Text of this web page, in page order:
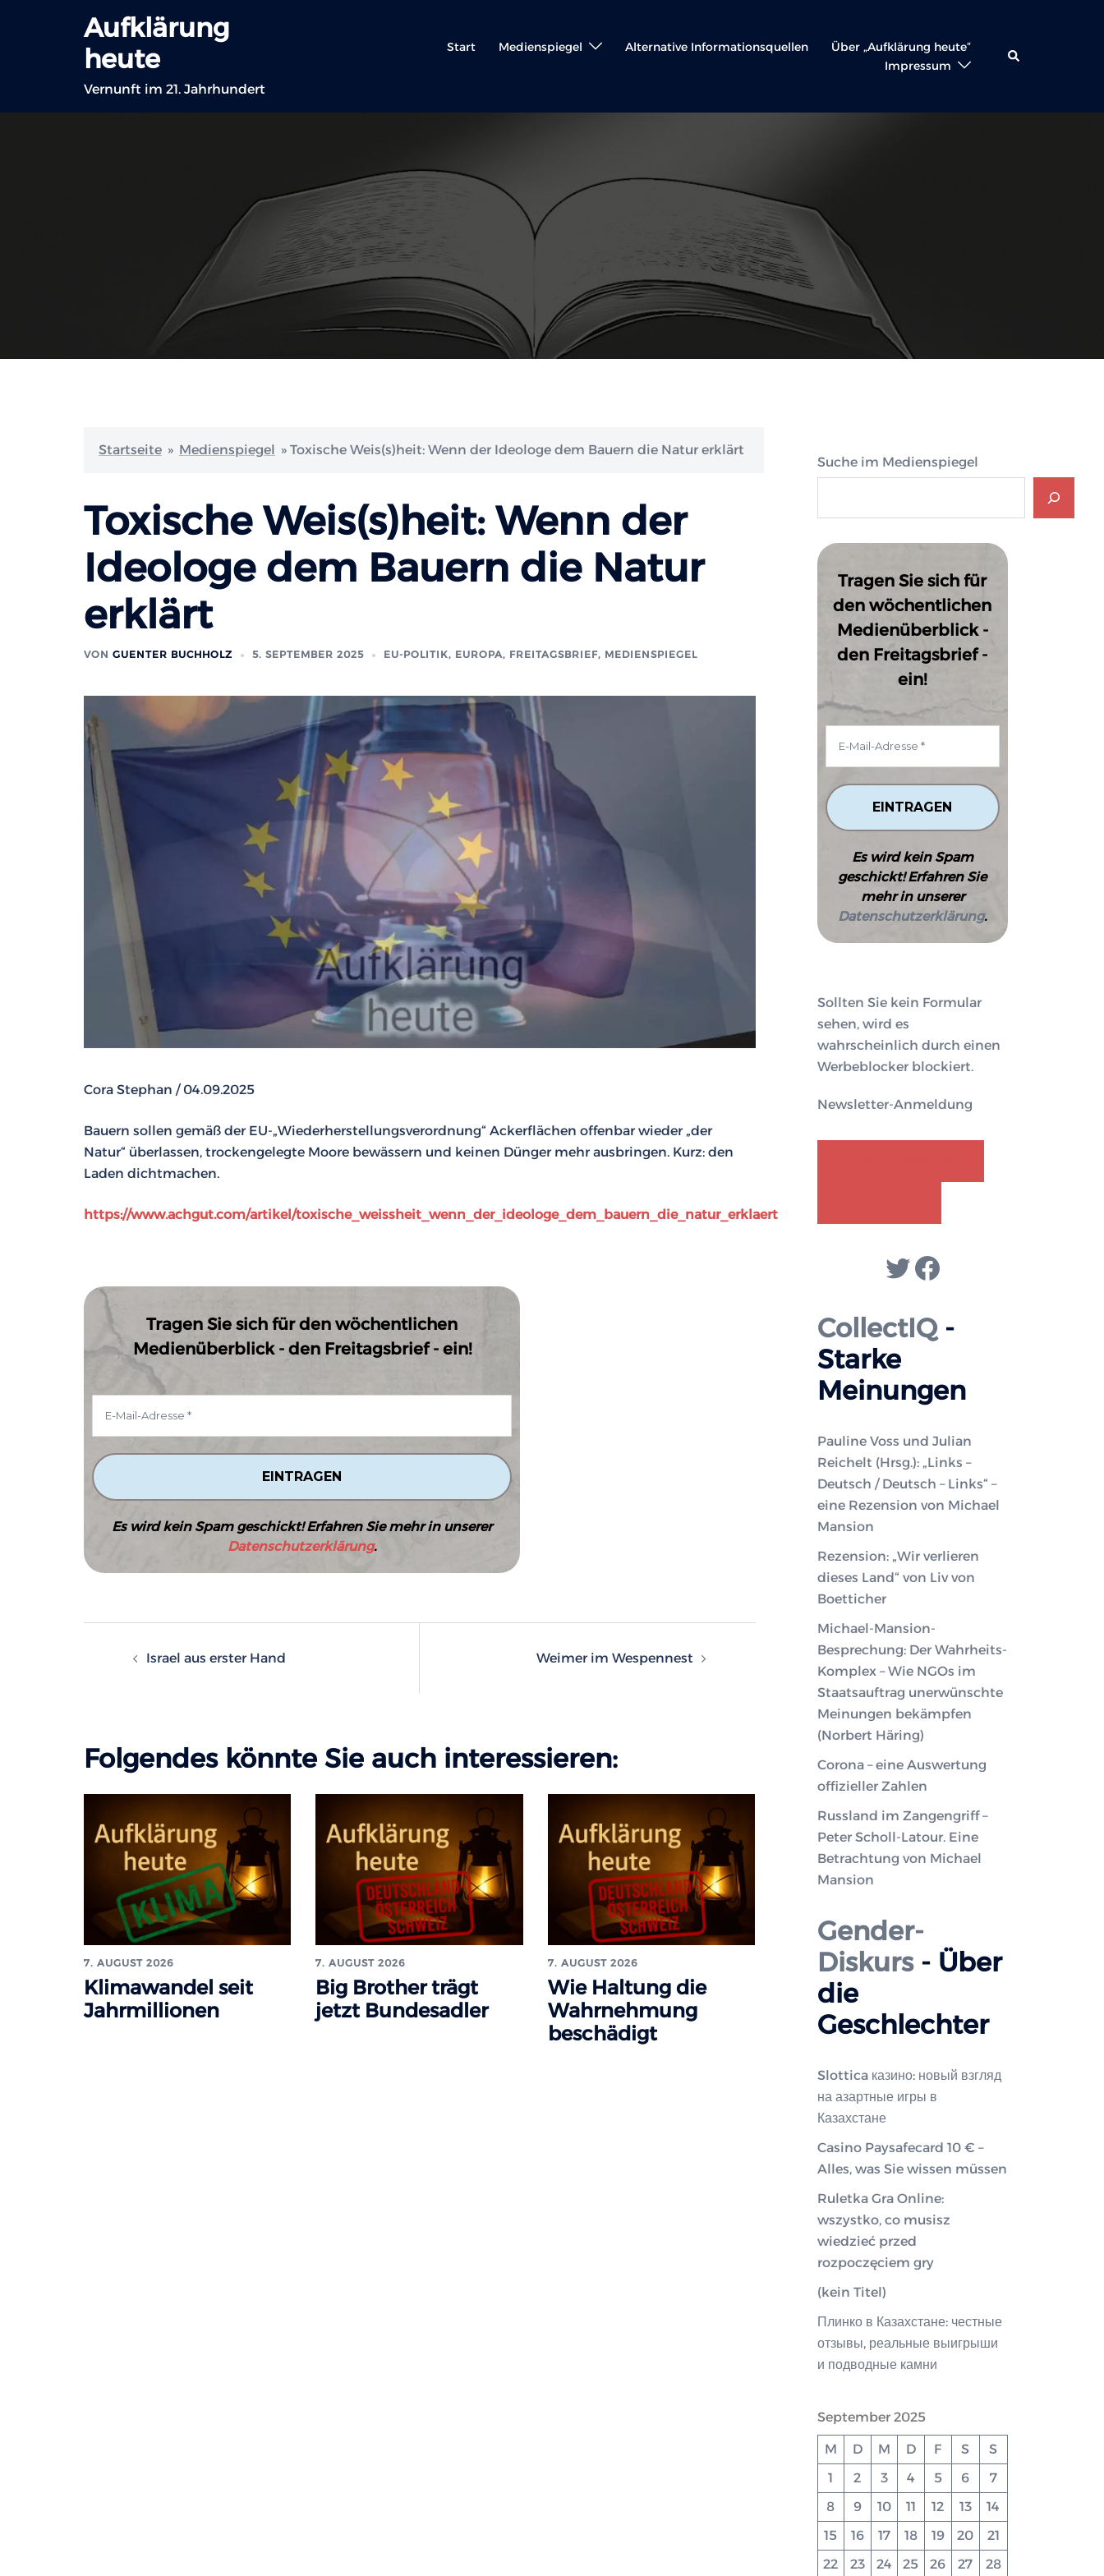
Aufklärung
heute
Vernunft im 21. Jahrhundert
Start Medienspiegel Alternative Informationsquellen
Über „Aufklärung heute“
Impressum
Suche
Startseite » Medienspiegel » Toxische Weis(s)heit: Wenn der Ideologe dem Bauern die Natur erklärt
Toxische Weis(s)heit: Wenn der
Ideologe dem Bauern die Natur
erklärt
VON GUENTER BUCHHOLZ 5. SEPTEMBER 2025 EU-POLITIK, EUROPA, FREITAGSBRIEF, MEDIENSPIEGEL
Cora Stephan / 04.09.2025
Bauern sollen gemäß der EU-„Wiederherstellungsverordnung“ Ackerflächen offenbar wieder „der
Natur“ überlassen, trockengelegte Moore bewässern und keinen Dünger mehr ausbringen. Kurz: den
Laden dichtmachen.
https://www.achgut.com/artikel/toxische_weissheit_wenn_der_ideologe_dem_bauern_die_natur_erklaert
Tragen Sie sich für den wöchentlichen
Medienüberblick - den Freitagsbrief - ein!
Es wird kein Spam geschickt! Erfahren Sie mehr in unserer
Datenschutzerklärung.
Israel aus erster Hand Weimer im Wespennest
Folgendes könnte Sie auch interessieren:
7. AUGUST 2026
Klimawandel seit
Jahrmillionen
7. AUGUST 2026
Big Brother trägt
jetzt Bundesadler
7. AUGUST 2026
Wie Haltung die
Wahrnehmung
beschädigt
Suche im Medienspiegel
Tragen Sie sich für
den wöchentlichen
Medienüberblick -
den Freitagsbrief -
ein!
Es wird kein Spam
geschickt! Erfahren Sie
mehr in unserer
Datenschutzerklärung.
Sollten Sie kein Formular
sehen, wird es
wahrscheinlich durch einen
Werbeblocker blockiert.
Newsletter-Anmeldung
Twitter
Facebook
CollectIQ-
Starke
Meinungen
Pauline Voss und Julian
Reichelt (Hrsg.): „Links –
Deutsch / Deutsch – Links“ –
eine Rezension von Michael
Mansion
Rezension: „Wir verlieren
dieses Land“ von Liv von
Boetticher
Michael-Mansion-
Besprechung: Der Wahrheits-
Komplex – Wie NGOs im
Staatsauftrag unerwünschte
Meinungen bekämpfen
(Norbert Häring)
Corona – eine Auswertung
offizieller Zahlen
Russland im Zangengriff –
Peter Scholl-Latour. Eine
Betrachtung von Michael
Mansion
Gender-
Diskurs- Über
die
Geschlechter
Slottica казино: новый взгляд
на азартные игры в
Казахстане
Casino Paysafecard 10 € –
Alles, was Sie wissen müssen
Ruletka Gra Online:
wszystko, co musisz
wiedzieć przed
rozpoczęciem gry
(kein Titel)
Плинко в Казахстане: честные
отзывы, реальные выигрыши
и подводные камни
September 2025
M D M D F S
S
1
2 3 4 5 6
7
8
9 10 11 12 13
14
15
16 17 18 19 20
21
22
23 24 25 26 27 28